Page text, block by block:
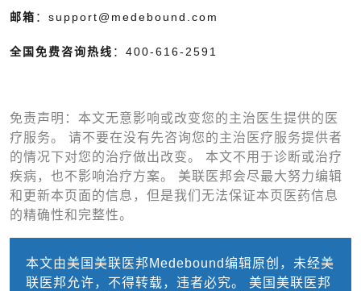
邮箱 ：support@medebound.com
全国免费咨询热线 ：400-616-2591
免责声明：本文无意影响或改变您的主治医生提供的医
疗服务。 请不要在没有先咨询您的主治医疗服务提供者
的情况下对您的治疗做出改变。 本文不用于诊断或治疗
疾病，也不影响治疗方案。 美联医邦会尽最大努力编辑
和更新本页面的信息，但是我们无法保证本页医药信息
的精确性和完整性。
本文由美国美联医邦Medebound编辑原创，未经美
联医邦允许，不得转载，违者必究。 美国美联医邦